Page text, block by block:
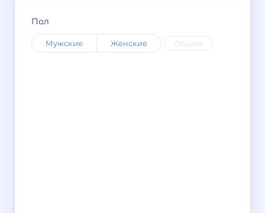
Пол
Мужские Женские Общие